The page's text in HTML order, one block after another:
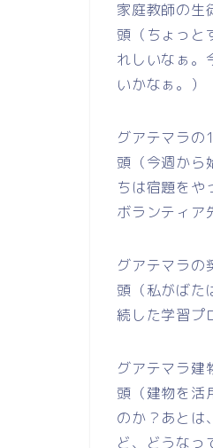
家庭教師の生
頭（ちょっと
れしいなぁ。
いかなぁ。）
グアテマラの
頭（今週から
ちは宿題をや
ボランティア
グアテマラの
頭（私がばた
続した学習プ
グアテマラ建
頭（建物を活
のか？あとは
ど、どうなっ